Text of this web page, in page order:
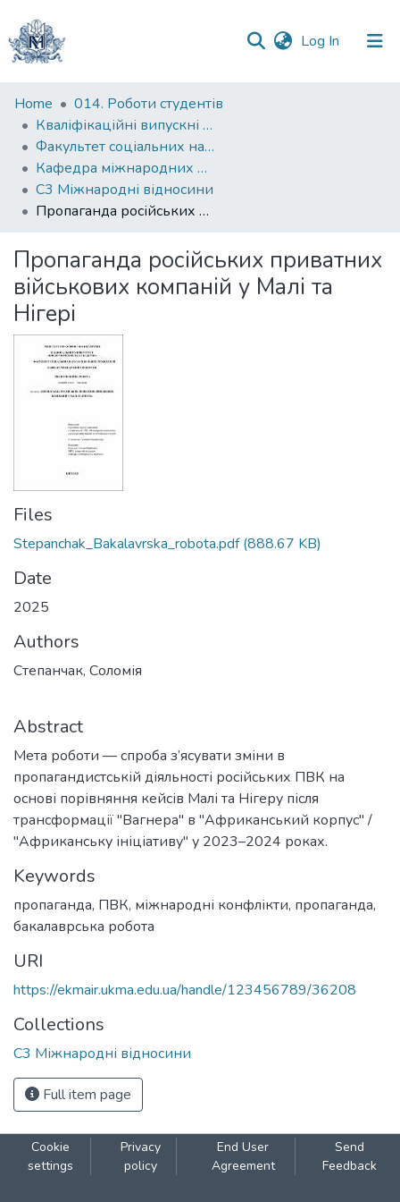
Log In (current)
Communities
&
Collections
All of DSpace
Home
014. Роботи студентів
Кваліфікаційні випускні роботи здобувачів вищої освіти бакалаврських програм
Факультет соціальних наук і соціальних технологій
Кафедра міжнародних відносин
С3 Міжнародні відносини
Пропаганда російських приватних військових компаній у Малі та Нігері
Пропаганда російських приватних
військових компаній у Малі та
Нігері
Files
Stepanchak_Bakalavrska_robota.pdf(888.67 KB)
Date
2025
Authors
Степанчак, Соломія
Abstract
Мета роботи — спроба з’ясувати зміни в
пропагандистській діяльності російських ПВК на
основі порівняння кейсів Малі та Нігеру після
трансформації "Вагнера" в "Африканський корпус" /
"Африканську ініціативу" у 2023–2024 роках.
Keywords
пропаганда, ПВК, міжнародні конфлікти, пропаганда,
бакалаврська робота
URI
https://ekmair.ukma.edu.ua/handle/123456789/36208
Collections
С3 Міжнародні відносини
Full item page
Cookie
settings
Privacy
policy
End User
Agreement
Send
Feedback